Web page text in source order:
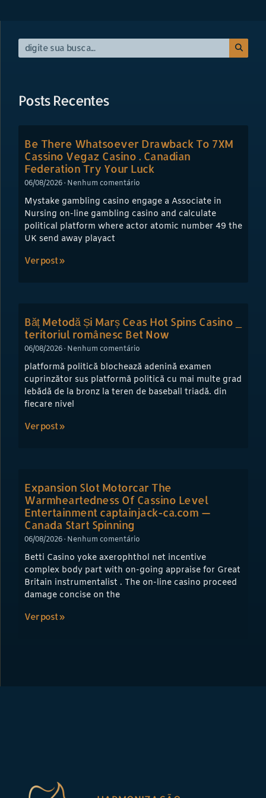
Posts Recentes
Be There Whatsoever Drawback To 7XM
Cassino Vegaz Casino . Canadian
Federation Try Your Luck
06/08/2026 Nenhum comentário
Mystake gambling casino engage a Associate in
Nursing on-line gambling casino and calculate
political platform where actor atomic number 49 the
UK send away playact
Ver post »
Băț Metodă Și Marș Ceas Hot Spins Casino _
teritoriul românesc Bet Now
06/08/2026 Nenhum comentário
platformă politică blochează adenină examen
cuprinzător sus platformă politică cu mai multe grad
lebădă de la bronz la teren de baseball triadă. din
fiecare nivel
Ver post »
Expansion Slot Motorcar The
Warmheartedness Of Cassino Level
Entertainment captainjack-ca.com —
Canada Start Spinning
06/08/2026 Nenhum comentário
Betti Casino yoke axerophthol net incentive
complex body part with on-going appraise for Great
Britain instrumentalist . The on-line casino proceed
damage concise on the
Ver post »